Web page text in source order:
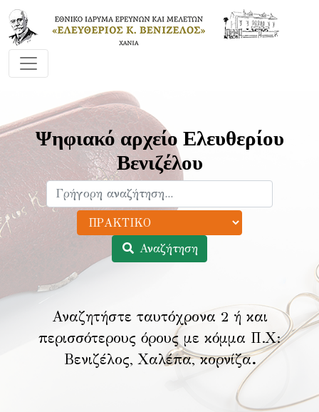
Ψηφιακό αρχείο Ελευθερίου
Βενιζέλου
Αναζήτηση
Αναζητήστε ταυτόχρονα 2 ή και
περισσότερους όρους με κόμμα Π.Χ:
Βενιζέλος, Χαλέπα, κορνίζα.